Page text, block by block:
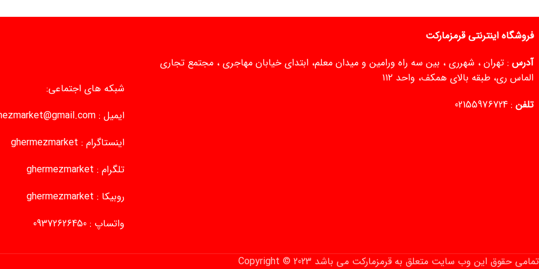
فروشگاه اینترنتی قرمزمارکت
آدرس : تهران ، شهرری ، بین سه راه ورامین و میدان معلم، ابتدای خیابان مهاجری ، مجتمع تجاری
الماس ری، طبقه بالای همکف، واحد ۱۱۲
تلفن :
02155976724
شبکه های اجتماعی:
ایمیل :
اینستاگرام : ghermezmarket
تلگرام : ghermezmarket
روبیکا : ghermezmarket
واتساپ : 09372626450
تمامی حقوق این وب‌ سایت متعلق به قرمزمارکت می باشد Copyright © 2023